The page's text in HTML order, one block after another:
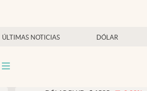
ÚLTIMAS NOTICIAS DÓLAR
Mercados Online